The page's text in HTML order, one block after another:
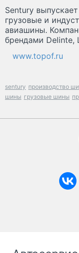
Sentury
грузовые и
авиашины.
брендами Delinte,
www.topof.ru
sentury производство
шины грузовые шины